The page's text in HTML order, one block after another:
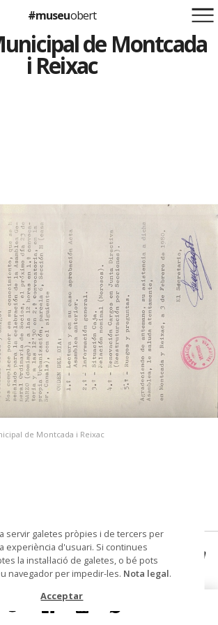
Suma't a la iniciativa
#museuobert
de Montcada
i Reixac
de Montcada i Reixac
de Veïns Vallensana
carta
servir galetes pròpies i de tercers per
experiència d'usuari. Si continues
la instal·lació de galetes, o bé pots
navegador per impedir-les. Nota legal.
Acceptar